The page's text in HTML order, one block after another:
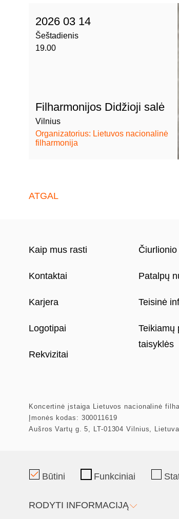
2026 03 14
Šeštadienis
19.00
Filharmonijos Didžioji salė
Vilnius
Organizatorius: Lietuvos nacionalinė
filharmonija
ATGAL
Kaip mus rasti
Kontaktai
Karjera
Logotipai
Rekvizitai
Čiurlionio
Patalpų
Teisinė
Teikiamų
taisyklės
Koncertinė įstaiga Lietuvos nacionalinė
Įmonės kodas: 300011619
Aušros Vartų g. 5, LT-01304 Vilnius, Lietuva
Mecenatas
Būtini Funkciniai
RODYTI INFORMACIJĄ